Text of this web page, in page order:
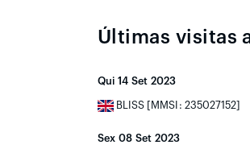
Últimas visitas
Qui 14 Set 2023
BLISS [MMSI: 235027152]
Sex 08 Set 2023